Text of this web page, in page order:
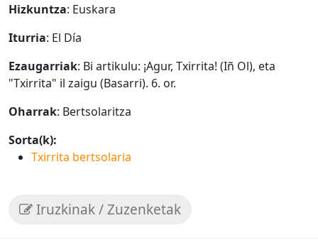
Hizkuntza: Euskara
Iturria: El Día
Ezaugarriak: Bi artikulu: ¡Agur, Txirrita! (Iñ Ol), eta
"Txirrita" il zaigu (Basarri). 6. or.
Oharrak: Bertsolaritza
Sorta(k):
Txirrita bertsolaria
Iruzkinak / Zuzenketak